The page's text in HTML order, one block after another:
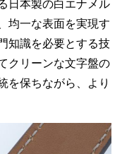
日本製の白エナメル
均一な表面を実現す
知識を必要とする技
クリーンな文字盤の
を保ちながら、より